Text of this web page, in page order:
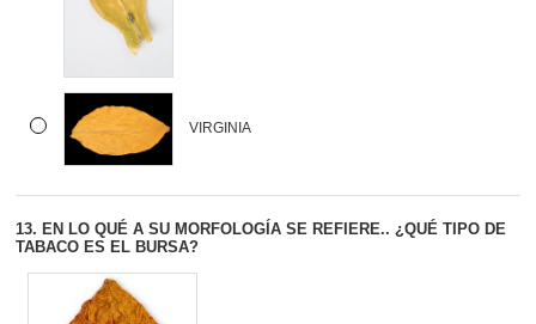
VIRGINIA
13. EN LO QUÉ A SU MORFOLOGÍA SE REFIERE.. ¿QUÉ TIPO DE
TABACO ES EL BURSA?